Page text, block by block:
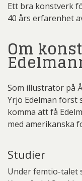
Ett bra konstverk
40 års erfarenhet
Om
Som illustratör på
Yrjö Edelman först
komma att få
med amerikanska
Studier
Under femtio-talet